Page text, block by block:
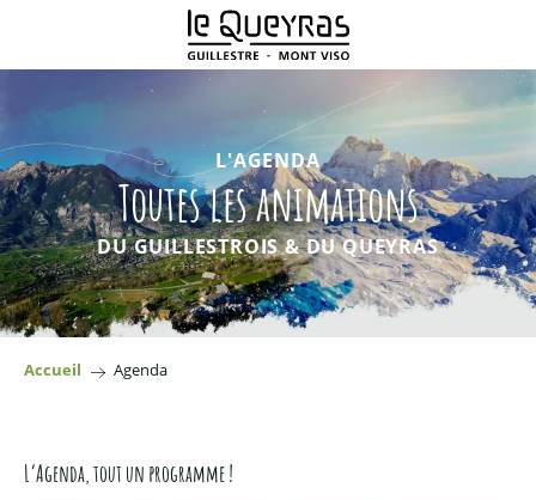
contenu
L'AGENDA
Toutes les animations
DU GUILLESTROIS & DU QUEYRAS
Accueil Agenda
L’Agenda, tout un programme !